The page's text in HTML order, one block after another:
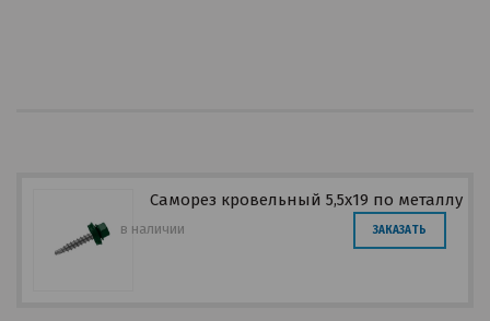
Саморез кровельный 5,5х19 по металлу
в наличии ЗАКАЗАТЬ